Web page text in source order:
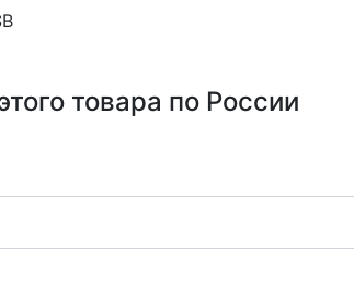
товара по России